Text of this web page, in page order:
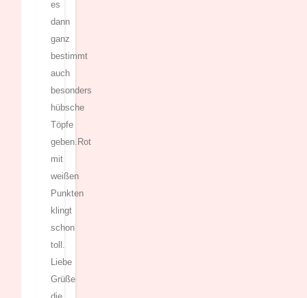
es
dann
ganz
bestimmt
auch
besonders
hübsche
Töpfe
geben.Rot
mit
weißen
Punkten
klingt
schon
toll.
Liebe
Grüße